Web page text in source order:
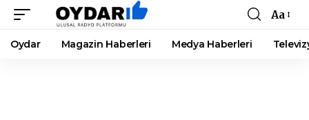
Font
Resizer
Aa
Oydar Magazin Haberleri Medya Haberleri